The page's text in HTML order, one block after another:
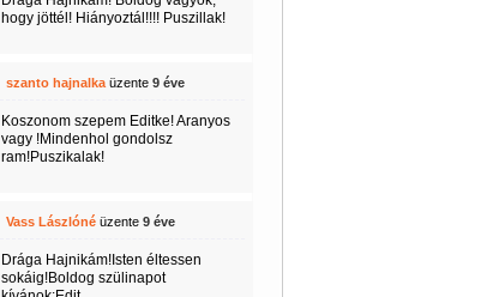
hogy jöttél! Hiányoztál!!!! Puszillak!
szanto hajnalkaüzente 9 éve
Koszonom szepem Editke! Aranyos
vagy !Mindenhol gondolsz
ram!Puszikalak!
Vass Lászlónéüzente 9 éve
Drága Hajnikám!Isten éltessen
sokáig!Boldog szülinapot